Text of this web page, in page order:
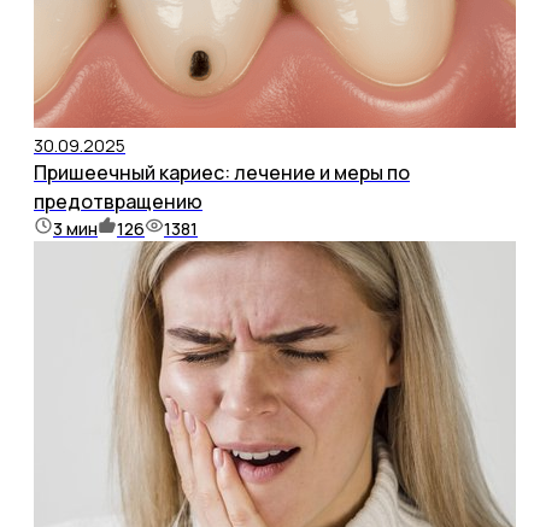
30.09.2025
Пришеечный кариес: лечение и меры по
предотвращению
3 мин 126 1381